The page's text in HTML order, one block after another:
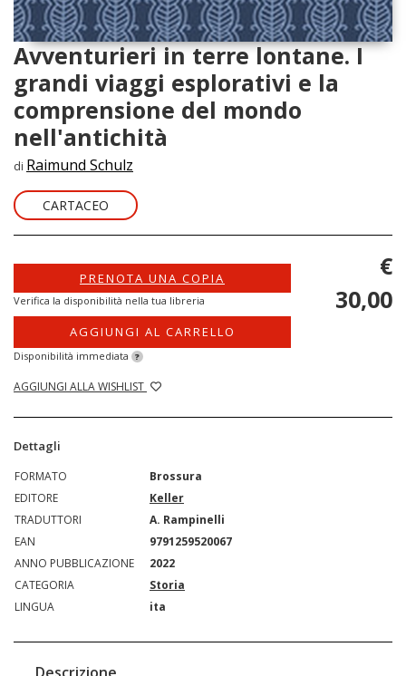
Avventurieri in terre lontane. I
grandi viaggi esplorativi e la
comprensione del mondo
nell'antichità
di Raimund Schulz
CARTACEO
PRENOTA UNA COPIA
Verifica la disponibilità nella tua libreria
AGGIUNGI AL CARRELLO
Disponibilità immediata ?
AGGIUNGI ALLA WISHLIST
€
30,00
Dettagli
FORMATO
Brossura
EDITORE
Keller
TRADUTTORI
A. Rampinelli
EAN
9791259520067
ANNO PUBBLICAZIONE
2022
CATEGORIA
Storia
LINGUA
ita